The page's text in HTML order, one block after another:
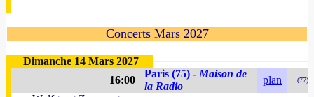
Concerts Mars 2027
Dimanche 14 Mars 2027
16:00
Paris (75) - Maison de
la Radio
plan (77)